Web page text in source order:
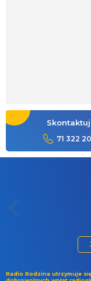
71 322
Radio Rodzina utrzymuje